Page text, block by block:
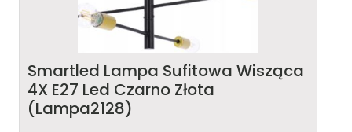
Smartled Lampa Sufitowa Wisząca
4X E27 Led Czarno Złota
(Lampa2128)